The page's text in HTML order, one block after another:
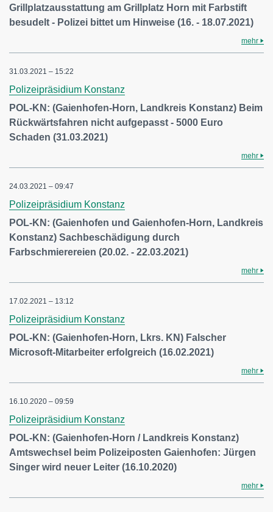
Grillplatzausstattung am Grillplatz Horn mit Farbstift
besudelt - Polizei bittet um Hinweise (16. - 18.07.2021)
mehr
31.03.2021 – 15:22
Polizeipräsidium Konstanz
POL-KN: (Gaienhofen-Horn, Landkreis Konstanz) Beim
Rückwärtsfahren nicht aufgepasst - 5000 Euro
Schaden (31.03.2021)
mehr
24.03.2021 – 09:47
Polizeipräsidium Konstanz
POL-KN: (Gaienhofen und Gaienhofen-Horn, Landkreis
Konstanz) Sachbeschädigung durch
Farbschmierereien (20.02. - 22.03.2021)
mehr
17.02.2021 – 13:12
Polizeipräsidium Konstanz
POL-KN: (Gaienhofen-Horn, Lkrs. KN) Falscher
Microsoft-Mitarbeiter erfolgreich (16.02.2021)
mehr
16.10.2020 – 09:59
Polizeipräsidium Konstanz
POL-KN: (Gaienhofen-Horn / Landkreis Konstanz)
Amtswechsel beim Polizeiposten Gaienhofen: Jürgen
Singer wird neuer Leiter (16.10.2020)
mehr